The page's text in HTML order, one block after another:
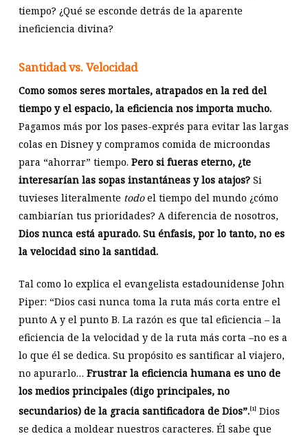
tiempo? ¿Qué se esconde detrás de la aparente
ineficiencia divina?
Santidad vs. Velocidad
Como somos seres mortales, atrapados en la red del
tiempo y el espacio, la eficiencia nos importa mucho.
Pagamos más por los pases-exprés para evitar las largas
colas en Disney y compramos comida de microondas
para “ahorrar” tiempo. Pero si fueras eterno, ¿te
interesarían las sopas instantáneas y los atajos?Si
tuvieses literalmente todoel tiempo del mundo ¿cómo
cambiarían tus prioridades? A diferencia de nosotros,
Dios nunca está apurado. Su énfasis, por lo tanto, no es
la velocidad sino la santidad.
Tal como lo explica el evangelista estadounidense John
Piper: “Dios casi nunca toma la ruta más corta entre el
punto A y el punto B. La razón es que tal eficiencia – la
eficiencia de la velocidad y de la ruta más corta –no es a
lo que él se dedica. Su propósito es santificar al viajero,
no apurarlo… Frustrar la eficiencia humana es uno de
los medios principales (digo principales, no
secundarios) de la gracia santificadora de Dios”. [1] Dios
se dedica a moldear nuestros caracteres. Él sabe que